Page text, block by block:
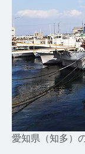
愛知県（知多）